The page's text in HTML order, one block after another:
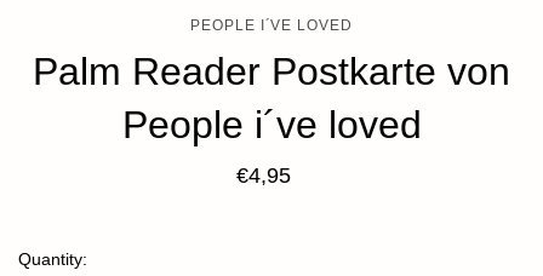
PEOPLE I´VE LOVED
Palm Reader Postkarte von
People i´ve loved
€4,95
Quantity: